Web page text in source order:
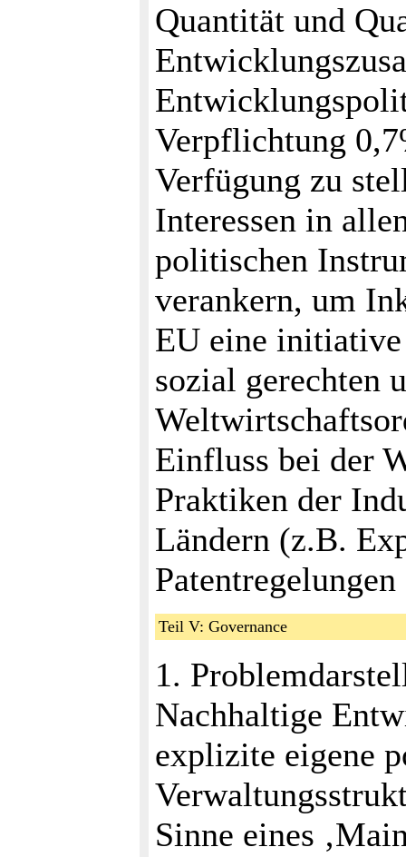
Quantität und
Verpflichtung
Verfügung zu
Interessen in
politischen
verankern, um
EU eine
sozial gerechten
Einfluss bei der
Praktiken der
Ländern (z.B.
Teil V: Governance
1.
Nachhaltige
explizite eigene
Sinne eines